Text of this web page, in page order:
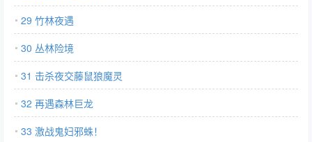
29 竹林夜遇
30 丛林险境
31 击杀夜交藤鼠狼魔灵
32 再遇森林巨龙
33 激战鬼妇邪蛛！